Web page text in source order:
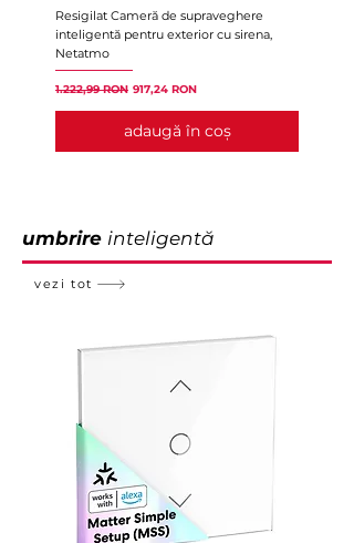
Resigilat Cameră de supraveghere
inteligentă pentru exterior cu sirena,
Netatmo
Preț normal
1.222,99 RON Preț redus
917,24 RON
adaugă în coș
umbrire inteligentă
vezi tot